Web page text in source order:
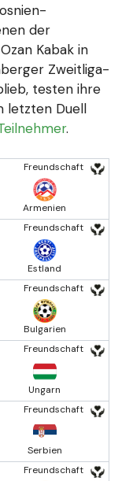
der
Kabak in
Zweitliga-
testen ihre
letzten Duell
.
Freundschaft
Armenien
Freundschaft
Estland
Freundschaft
Bulgarien
Freundschaft
Ungarn
Freundschaft
Serbien
Freundschaft